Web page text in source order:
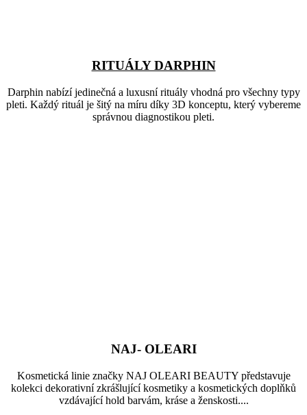
RITUÁLY DARPHIN
Darphin nabízí jedinečná a luxusní rituály vhodná pro všechny typy
pleti. Každý rituál je šitý na míru díky 3D konceptu, který vybereme
správnou diagnostikou pleti.
NAJ- OLEARI
Kosmetická linie značky NAJ OLEARI BEAUTY představuje
kolekci dekorativní zkrášlující kosmetiky a kosmetických doplňků
vzdávající hold barvám, kráse a ženskosti....